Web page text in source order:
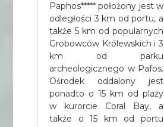
Paphos***** położony jest w
odległości 3 km od portu, a
także 5 km od popularnych
Grobowców Królewskich i 3
km od parku
archeologicznego w Pafos.
Ośrodek oddalony jest
ponadto o 15 km od plaży
w kurorcie Coral Bay, a
także o 15 km od portu